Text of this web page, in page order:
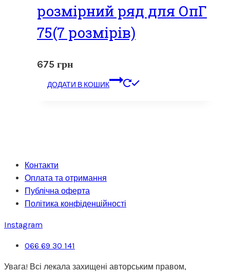
розмірний ряд для ОпГ
75(7 розмірів)
675 грн
ДОДАТИ В КОШИК
Контакти
Оплата та отримання
Публічна оферта
Політика конфіденційності
Instagram
066 69 30 141
Увага! Всі лекала захищені авторським правом,